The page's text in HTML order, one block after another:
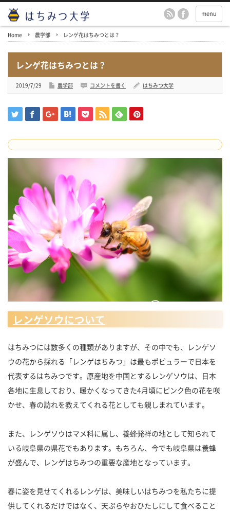
menu
Home 農学部 レンゲ花はちみつとは？
レンゲ花はちみつとは？
2019/7/29 農学部 コメントを書く はちみつ大学
レンゲソウについて
はちみつには数多くの種類がありますが、その中でも、レンゲソ
ウの花から採れる「レンゲはちみつ」は最もポピュラーで日本を
代表するはちみつです。原産地を中国とするレンゲソウは、日本
各地に生息しており、暖かくなってきた4月頃にピンク色の花を咲
かせ、春の訪れを教えてくれる花としても親しまれています。
また、レンゲソウはマメ科に属し、養蜂発祥の地として知られて
いる岐阜県の県花でもあります。もちろん、今でも岐阜県は養蜂
が盛んで、レンゲはちみつの重要な産地となっています。
春に姿を見せてくれるレンゲは、美味しいはちみつを私たちに提
供してくれるだけではなく、天ぷらやおひたしにして食べること